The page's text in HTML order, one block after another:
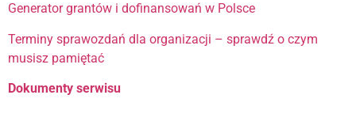
Generator grantów i dofinansowań w Polsce
Terminy sprawozdań dla organizacji – sprawdź o czym
musisz pamiętać
Dokumenty serwisu